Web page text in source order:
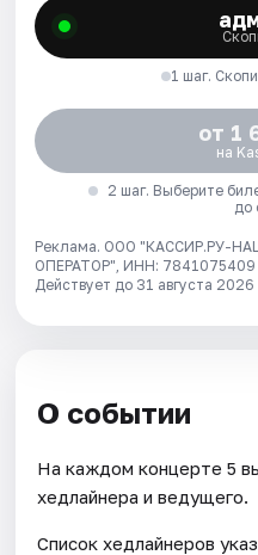
1 шаг.
от 1
на
2 шаг. Выберите
до
Реклама. ООО "КАССИР.РУ-
ОПЕРАТОР", ИНН: 7841075409
Действует до 31 августа 2026
О событии
На каждом концерте 5
хедлайнера и ведущего.
Список хедлайнеров